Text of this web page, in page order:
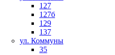
127
127б
129
137
ул. Коммуны
35